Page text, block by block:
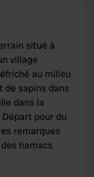
of our site with
you’ve
from your use
situé à
village
au milieu
sapins dans
dans la
pour du
remarques
hamacs